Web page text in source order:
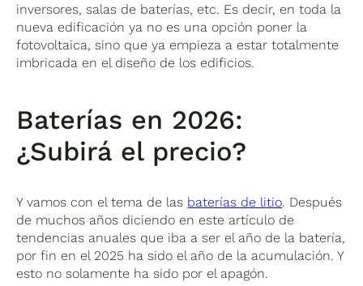
inversores, salas de baterías, etc. Es decir, en toda la
nueva edificación ya no es una opción poner la
fotovoltaica, sino que ya empieza a estar totalmente
imbricada en el diseño de los edificios.
Baterías en 2026:
¿Subirá el precio?
Y vamos con el tema de las baterías de litio. Después
de muchos años diciendo en este artículo de
tendencias anuales que iba a ser el año de la batería,
por fin en el 2025 ha sido el año de la acumulación. Y
esto no solamente ha sido por el apagón.